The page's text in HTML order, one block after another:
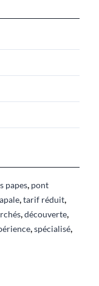
papes, pont
,tarif réduit,
,découverte,
,spécialisé,